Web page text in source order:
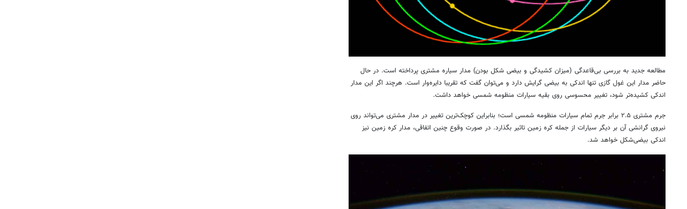
مطالعه جدید به بررسی بی‌قاعدگی (میزان کشیدگی و بیضی شکل بودن) مدار سیاره مشتری پرداخته است. در حال
حاضر مدار این غول گازی تنها اندکی به بیضی گرایش دارد و می‌توان گفت که تقریبا دایره‌وار است. هرچند اگر این مدار
اندکی کشیده‌تر شود، تغییر محسوسی روی بقیه سیارات منظومه شمسی خواهد داشت.
جرم مشتری ۲.۵ برابر جرم تمام سیارات منظومه شمسی است؛ بنابراین کوچک‌ترین تغییر در مدار مشتری می‌تواند روی
نیروی گرانشی آن بر دیگر سیارات از جمله کره زمین تاثیر بگذارد. در صورت وقوع چنین اتفاقی، مدار کره زمین نیز
اندکی بیضی‌شکل خواهد شد.